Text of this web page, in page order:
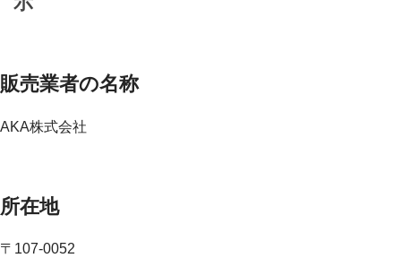
販売業者の名称
AKA株式会社
所在地
〒107-0052